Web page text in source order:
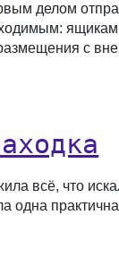
делом
с
всё, что
одна